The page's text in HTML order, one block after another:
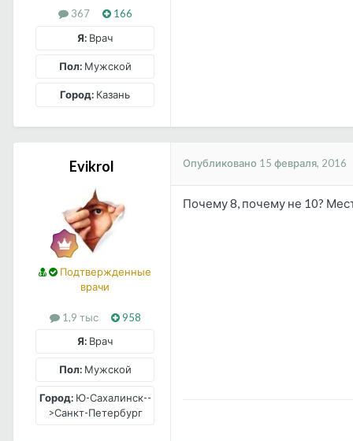
367
166
Я: Врач
Пол:Мужской
Город: Казань
Evikrol
Подтвержденные
врачи
1,9 тыс
958
Я: Врач
Пол:Мужской
Город:Ю-Сахалинск--
>Санкт-Петербург
Опубликовано 15 февраля, 2016
Почему 8, почему не 10?